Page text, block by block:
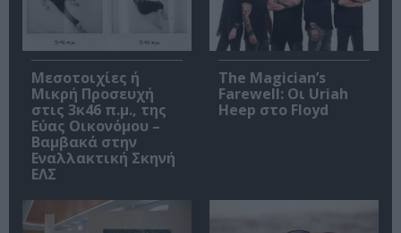
Μεσοτοιχίες ή
Μικρή Προσευχή
στις 3κ46 π.μ., της
Εύας Οικονόμου –
Βαμβακά στην
Εναλλακτική Σκηνή
ΕΛΣ
The Magician’s
Farewell: Οι Uriah
Heep στο Floyd